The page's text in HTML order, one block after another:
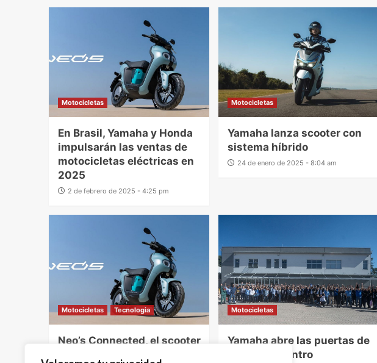
Motocicletas
En Brasil, Yamaha y Honda
impulsarán las ventas de
motocicletas eléctricas en
2025
2 de febrero de 2025 - 4:25 pm
Motocicletas
Yamaha lanza scooter con
sistema híbrido
24 de enero de 2025 - 8:04 am
Motocicletas Tecnologia
Neo’s Connected, el scooter
Motocicletas
Yamaha abre las puertas de
un nuevo Centro